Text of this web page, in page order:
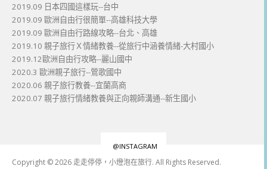
2019.09 日本四國這樣玩--台中
2019.09 歐洲自由行很簡單--高雄科技大學
2019.09 歐洲自由行路線攻略--台北、高雄
2019.10 親子旅行Ｘ情緒教養--從旅行中涵養情緒-大村國小
2019.12歐洲自由行攻略--麗山國中
2020.3 歐洲親子旅行--鶯歌國中
2020.06 親子旅行教養--宜蘭高商
2020.07 親子旅行情緒教養與正向親師溝通--新生國小
@INSTAGRAM
Copyright © 2026 走走停停，小燈泡在旅行. All Rights Reserved.